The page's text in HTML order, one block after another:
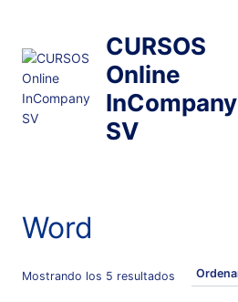
contenido
CURSOS
Online
InCompany
SV
Word
Mostrando los 5 resultados Ordenado